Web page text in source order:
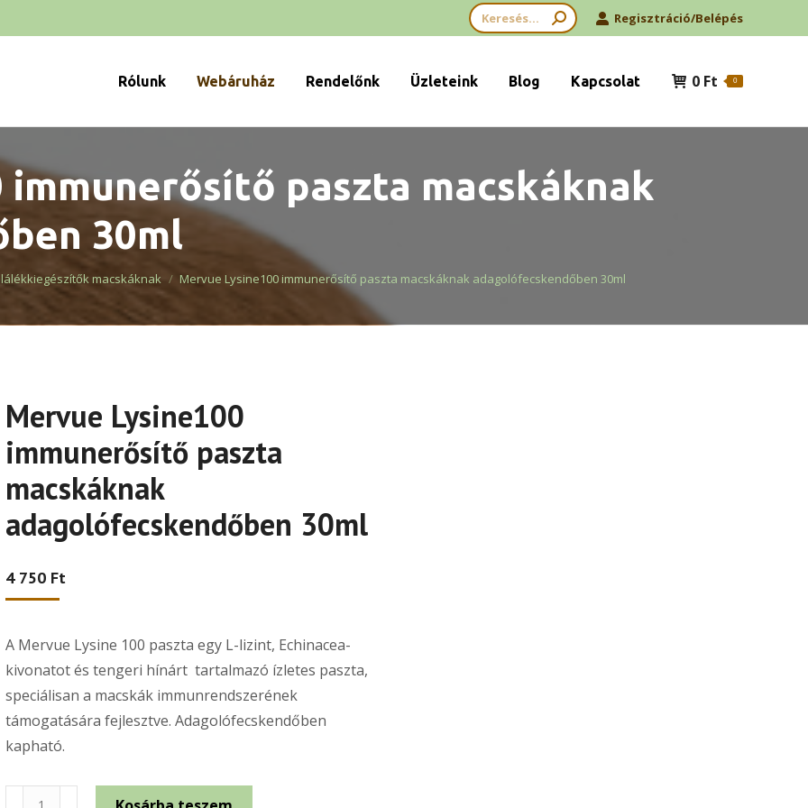
Search: Regisztráció/Belépés
Rólunk Webáruház Rendelőnk Üzleteink Blog Kapcsolat 0 Ft 0
immunerősítő paszta macskáknak
30ml
macskáknak Mervue Lysine100 immunerősítő paszta macskáknak adagolófecskendőben 30ml
Mervue Lysine100
immunerősítő paszta
macskáknak
adagolófecskendőben 30ml
4 750 Ft
A Mervue Lysine 100 paszta egy L-lizint, Echinacea-
kivonatot és tengeri hínárt tartalmazó ízletes paszta,
speciálisan a macskák immunrendszerének
támogatására fejlesztve. Adagolófecskendőben
kapható.
Mervue